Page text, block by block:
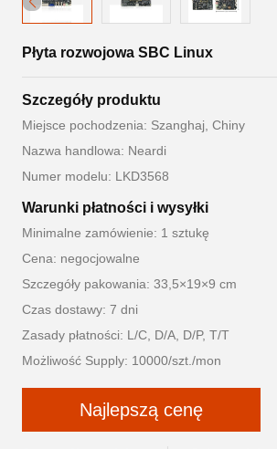
Płyta rozwojowa SBC Linux
Szczegóły produktu
Miejsce pochodzenia: Szanghaj, Chiny
Nazwa handlowa: Neardi
Numer modelu: LKD3568
Warunki płatności i wysyłki
Minimalne zamówienie: 1 sztukę
Cena: negocjowalne
Szczegóły pakowania: 33,5×19×9 cm
Czas dostawy: 7 dni
Zasady płatności: L/C, D/A, D/P, T/T
Możliwość Supply: 10000/szt./mon
Najlepszą cenę